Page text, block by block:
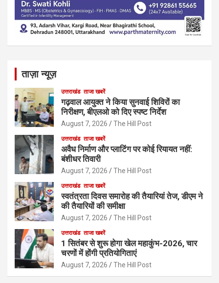
ताज़ा न्यूज़
उत्तराखंड ताजा खबरें
गढ़वाल आयुक्त ने किया सुनवाई शिविरों का
निरीक्षण, बीएलओ को दिए स्पष्ट निर्देश
August 7, 2026 The Hill Post
उत्तराखंड ताजा खबरें
अवैध निर्माण और प्लाटिंग पर कोई रियायत नहीं:
बंशीधर तिवारी
August 7, 2026 The Hill Post
उत्तराखंड ताजा खबरें
स्वतंत्रता दिवस समारोह की तैयारियां तेज, डीएम ने
की तैयारियों की समीक्षा
August 7, 2026 The Hill Post
उत्तराखंड ताजा खबरें
1 सितंबर से शुरू होगा खेल महाकुंभ-2026, चार
चरणों में होंगी प्रतियोगिताएं
August 7, 2026 The Hill Post